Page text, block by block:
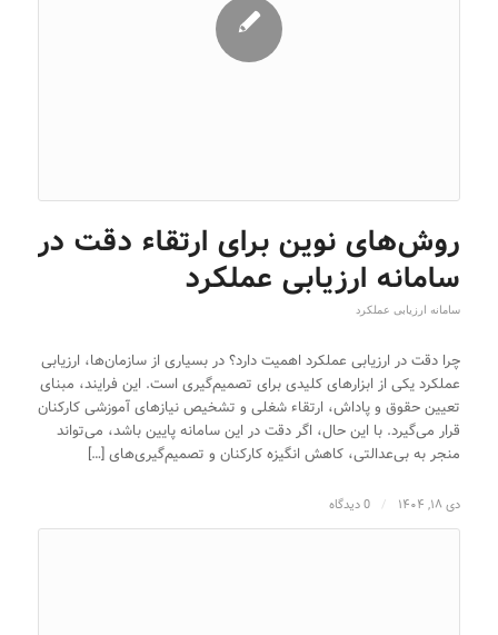
روش‌های نوین برای ارتقاء دقت در
سامانه ارزیابی عملکرد
سامانه ارزیابی عملکرد
چرا دقت در ارزیابی عملکرد اهمیت دارد؟ در بسیاری از سازمان‌ها، ارزیابی
عملکرد یکی از ابزارهای کلیدی برای تصمیم‌گیری است. این فرایند، مبنای
تعیین حقوق و پاداش، ارتقاء شغلی و تشخیص نیازهای آموزشی کارکنان
قرار می‌گیرد. با این حال، اگر دقت در این سامانه پایین باشد، می‌تواند
منجر به بی‌عدالتی، کاهش انگیزه کارکنان و تصمیم‌گیری‌های […]
دی ۱۸, ۱۴۰۴ / 0 دیدگاه